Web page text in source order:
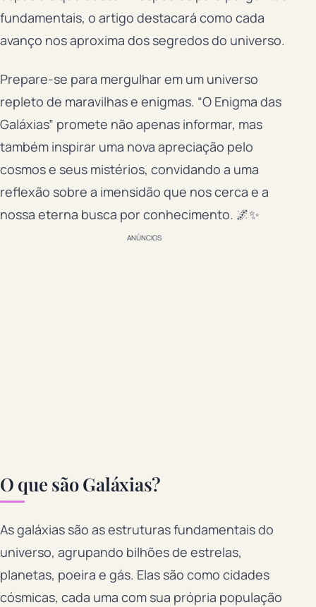
fundamentais, o artigo destacará como cada
avanço nos aproxima dos segredos do universo.
Prepare-se para mergulhar em um universo
repleto de maravilhas e enigmas. “O Enigma das
Galáxias” promete não apenas informar, mas
também inspirar uma nova apreciação pelo
cosmos e seus mistérios, convidando a uma
reflexão sobre a imensidão que nos cerca e a
nossa eterna busca por conhecimento. 🌌✨
ANÚNCIOS
O que são Galáxias?
As galáxias são as estruturas fundamentais do
universo, agrupando bilhões de estrelas,
planetas, poeira e gás. Elas são como cidades
cósmicas, cada uma com sua própria população